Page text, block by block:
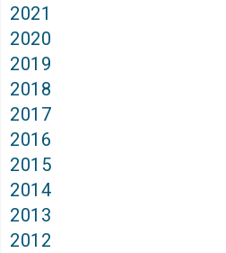
2021
2020
2019
2018
2017
2016
2015
2014
2013
2012